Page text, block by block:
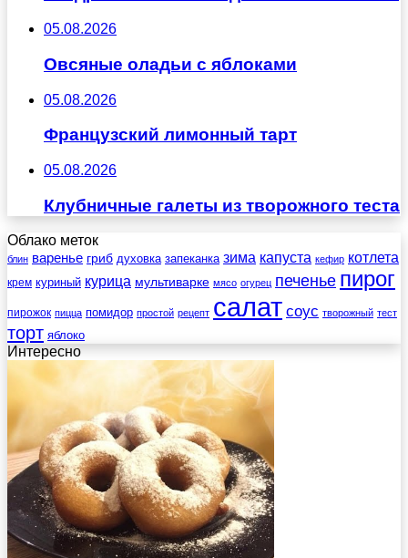
05.08.2026
Овсяные оладьи с яблоками
05.08.2026
Французский лимонный тарт
05.08.2026
Клубничные галеты из творожного теста
Облако меток
блин варенье гриб духовка запеканка зима капуста кефир котлета
крем куриный курица мультиварке мясо огурец печенье пирог
пирожок пицца помидор простой рецепт салат соус творожный тест
торт яблоко
Интересно